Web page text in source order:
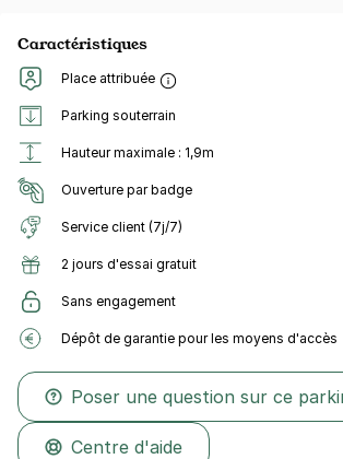
Caractéristiques
Place attribuée
Parking souterrain
Hauteur maximale : 1,9m
Ouverture par badge
Service client (7j/7)
2 jours d'essai gratuit
Sans engagement
Dépôt de garantie pour les moyens d'accès
Poser une question sur ce
Centre d'aide